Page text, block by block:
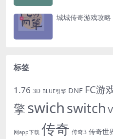
城城传奇游戏攻略
标签
1.76 3D BLUE引擎 DNF FC游
擎swichswitch
网app下载 传奇 传奇3 传奇世